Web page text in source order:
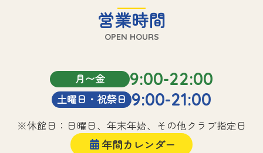
営業時間
OPEN HOURS
月〜金 9:00-22:00
土曜日・祝祭日 9:00-21:00
※休館日：日曜日、年末年始、その他クラブ指定日
年間カレンダー